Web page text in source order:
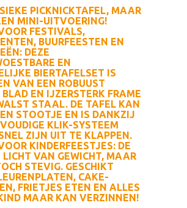
PICKNICKTAFEL, MAAR
MINI-UITVOERING!
FESTIVALS,
BUURFEESTEN EN
DEZE
EN
BIERTAFELSET IS
VAN EEN ROBUUST
EN IJZERSTERK FRAME
STAAL. DE TAFEL KAN
STOOTJE EN IS DANKZIJ
KLIK-SYSTEEM
ZIJN UIT TE KLAPPEN.
KINDERFEESTJES: DE
LICHT VAN GEWICHT, MAAR
STEVIG. GESCHIKT
CAKE-
FRIETJES ETEN EN ALLES
MAAR KAN VERZINNEN!